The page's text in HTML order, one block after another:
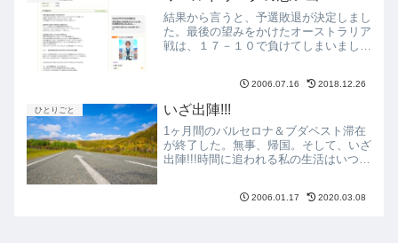
結果から言うと、予選敗退が決定しまし
た。最後の望みをかけたオーストラリア
戦は、１７－１０で負けてしまいまし
で、ブダペストで行われたAグループ、
オーストラリア、カナダ、ギ...
2006.07.16 2018.12.26
ひとりごと いざ出陣!!!
1ヶ月間のバルセロナ＆ブダペスト滞在
が終了した。無事、帰国。そして、いざ
出陣!!!時間に追われる私の生活はいつも
セロナ遠征10日間の通訳は、すごく大
2006.01.17 2020.03.08